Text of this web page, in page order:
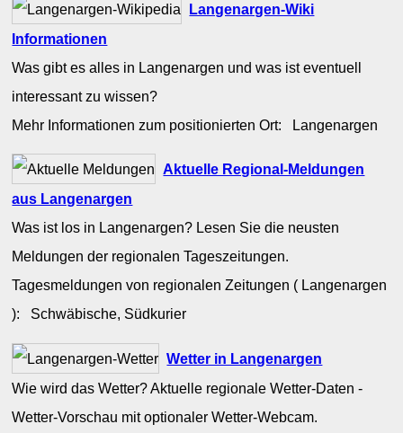
Langenargen-Wiki
Informationen
Was gibt es alles in Langenargen und was ist eventuell
interessant zu wissen?
Mehr Informationen zum positionierten Ort: Langenargen
Aktuelle Regional-Meldungen
aus Langenargen
Was ist los in Langenargen? Lesen Sie die neusten
Meldungen der regionalen Tageszeitungen.
Tagesmeldungen von regionalen Zeitungen ( Langenargen
): Schwäbische, Südkurier
Wetter in Langenargen
Wie wird das Wetter? Aktuelle regionale Wetter-Daten -
Wetter-Vorschau mit optionaler Wetter-Webcam.